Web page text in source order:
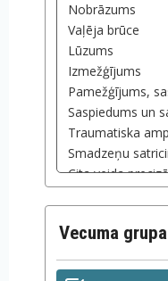
Vecuma grupa